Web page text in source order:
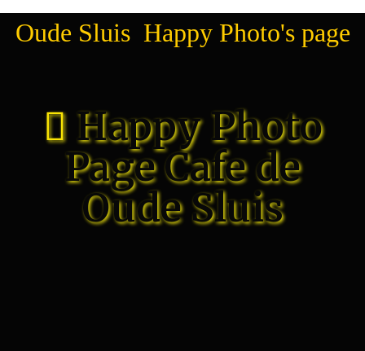
Oude Sluis Happy Photo's page
Happy Photo
Page Cafe de
Oude Sluis